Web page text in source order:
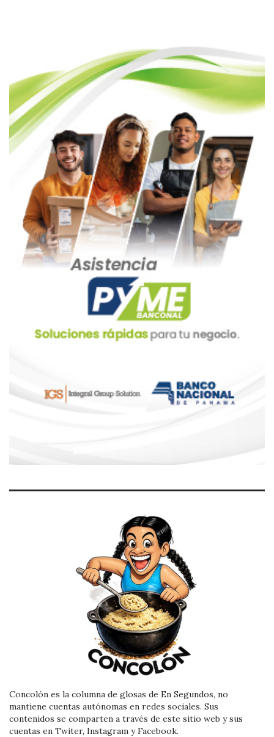
Concolón es la columna de glosas de En Segundos, no
mantiene cuentas autónomas en redes sociales. Sus
contenidos se comparten a través de este sitio web y sus
cuentas en Twiter, Instagram y Facebook.